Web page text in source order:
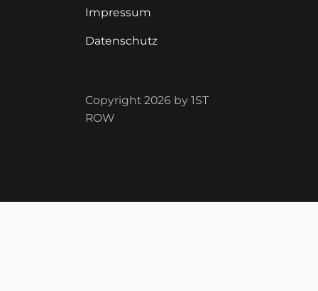
Impressum
Datenschutz
Copyright 2026 by 1ST
ROW